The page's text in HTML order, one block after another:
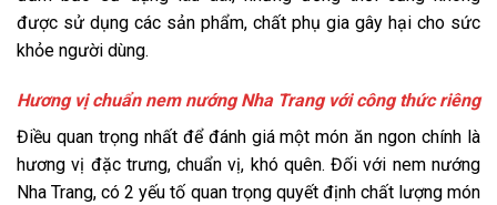
được sử dụng các sản phẩm, chất phụ gia gây hại cho sức
khỏe người dùng.
Hương vị chuẩn nem nướng Nha Trang với công thức riêng
Điều quan trọng nhất để đánh giá một món ăn ngon chính là
hương vị đặc trưng, chuẩn vị, khó quên. Đối với nem nướng
Nha Trang, có 2 yếu tố quan trọng quyết định chất lượng món